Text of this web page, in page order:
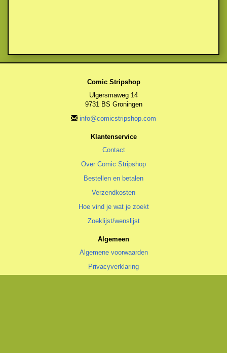
Comic Stripshop
Ulgersmaweg 14
9731 BS Groningen
info@comicstripshop.com
Klantenservice
Contact
Over Comic Stripshop
Bestellen en betalen
Verzendkosten
Hoe vind je wat je zoekt
Zoeklijst/wenslijst
Algemeen
Algemene voorwaarden
Privacyverklaring